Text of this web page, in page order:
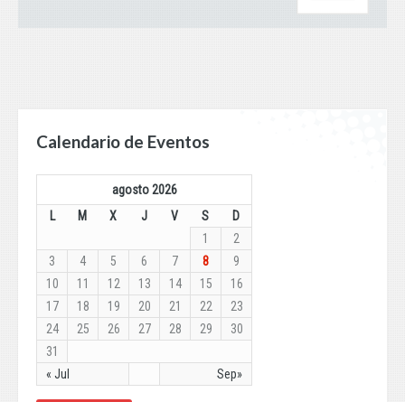
Calendario de Eventos
agosto 2026
L
M X J V S D
« Jul Sep»
1
2
3
4 5 6 7 8
9
10
11 12 13 14 15
16
17
18 19 20 21 22
23
24
25 26 27 28 29
30
31